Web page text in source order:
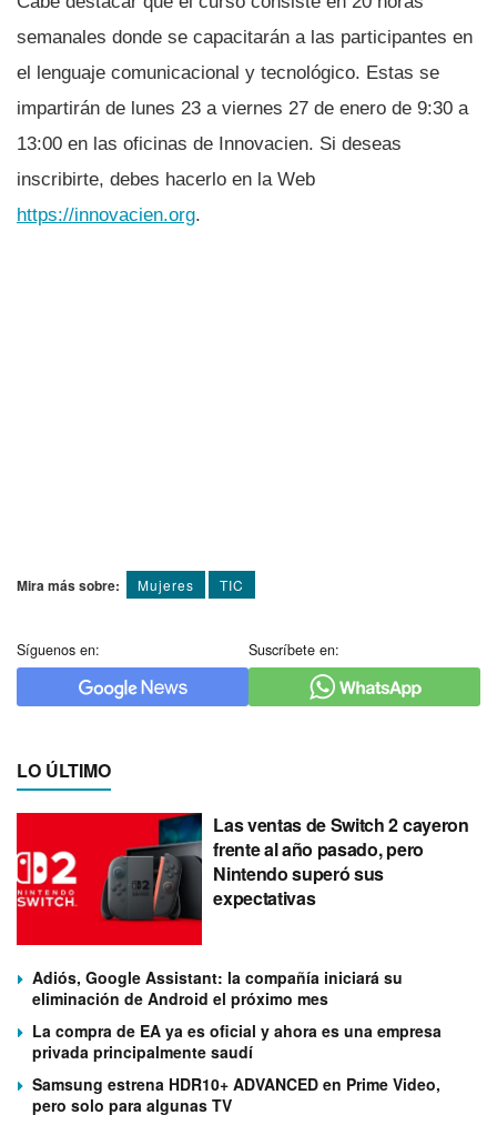
semanales donde se capacitarán a las participantes en
el lenguaje comunicacional y tecnológico. Estas se
impartirán de lunes 23 a viernes 27 de enero de 9:30 a
13:00 en las oficinas de Innovacien. Si deseas
inscribirte, debes hacerlo en la Web
https://innovacien.org.
Mira más sobre: Mujeres TIC
Síguenos en: Suscríbete en:
LO ÚLTIMO
Las ventas de Switch 2 cayeron
frente al año pasado, pero
Nintendo superó sus
expectativas
Adiós, Google Assistant: la compañía iniciará su
eliminación de Android el próximo mes
La compra de EA ya es oficial y ahora es una empresa
privada principalmente saudí
Samsung estrena HDR10+ ADVANCED en Prime Video,
pero solo para algunas TV